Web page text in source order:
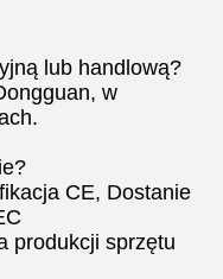
lub handlową?
w
CE, Dostanie
produkcji sprzętu